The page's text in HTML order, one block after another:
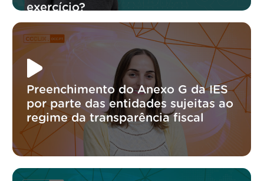
exercício?
Preenchimento do Anexo G da IES
por parte das entidades sujeitas ao
regime da transparência fiscal